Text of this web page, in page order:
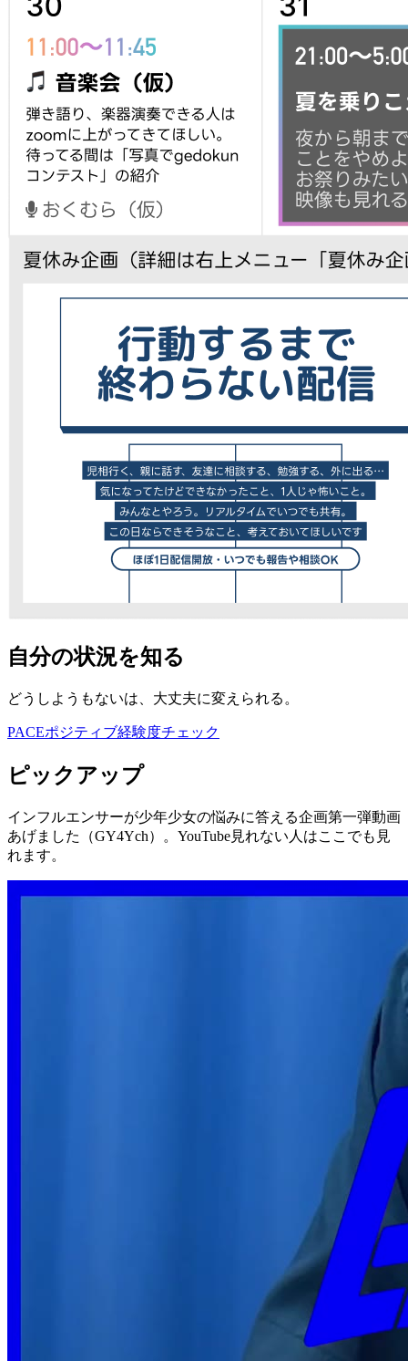
自分の状況を知る
どうしようもないは、大丈夫に変えられる。
PACEポジティブ経験度チェック
ピックアップ
インフルエンサーが少年少女の悩みに答える企画第一弾動画
あげました（GY4Ych）。YouTube見れない人はここでも見
れます。